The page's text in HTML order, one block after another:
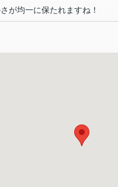
が均一に保たれますね！